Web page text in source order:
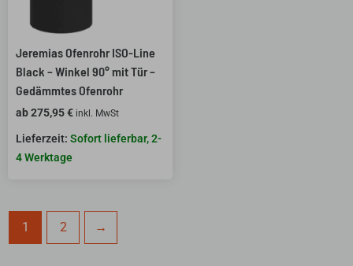
Jeremias Ofenrohr ISO-Line
Black – Winkel 90° mit Tür –
Gedämmtes Ofenrohr
ab275,95€ inkl. MwSt
Sofort lieferbar, 2-
4 Werktage
1 2 →